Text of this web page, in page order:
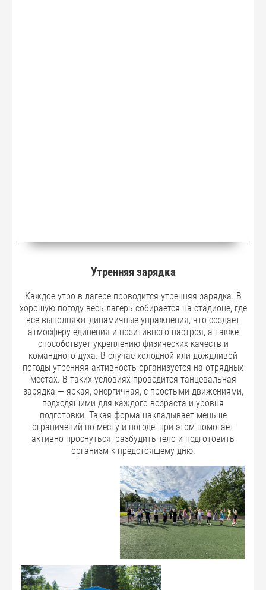
Утренняя зарядка
Каждое утро в лагере проводится утренняя зарядка. В
хорошую погоду весь лагерь собирается на стадионе, где
все выполняют динамичные упражнения, что создает
атмосферу единения и позитивного настроя, а также
способствует укреплению физических качеств и
командного духа. В случае холодной или дождливой
погоды утренняя активность организуется на отрядных
местах. В таких условиях проводится танцевальная
зарядка — яркая, энергичная, с простыми движениями,
подходящими для каждого возраста и уровня
подготовки. Такая форма накладывает меньше
ограничений по месту и погоде, при этом помогает
активно проснуться, разбудить тело и подготовить
организм к предстоящему дню.